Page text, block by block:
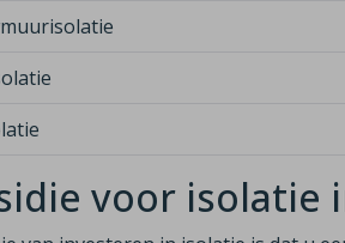
voor isolatie